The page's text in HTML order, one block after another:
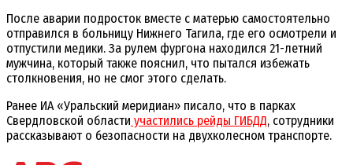
После аварии подросток вместе с матерью самостоятельно
отправился в больницу Нижнего Тагила, где его осмотрели и
отпустили медики. За рулем фургона находился 21-летний
мужчина, который также пояснил, что пытался избежать
столкновения, но не смог этого сделать.
Ранее ИА «Уральский меридиан» писало, что в парках
Свердловской области участились рейды ГИБДД, сотрудники
рассказывают о безопасности на двухколесном транспорте.